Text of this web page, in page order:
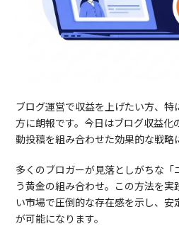
ブログ運営で収益を上げたい方、特
方に朗報です。今日はブログ収益化
動投稿を組み合わせた効果的な戦略
多くのブロガーが見落としがちな
う黄金の組み合わせ。この方法を実
い市場で圧倒的な存在感を示し、安
が可能になります。